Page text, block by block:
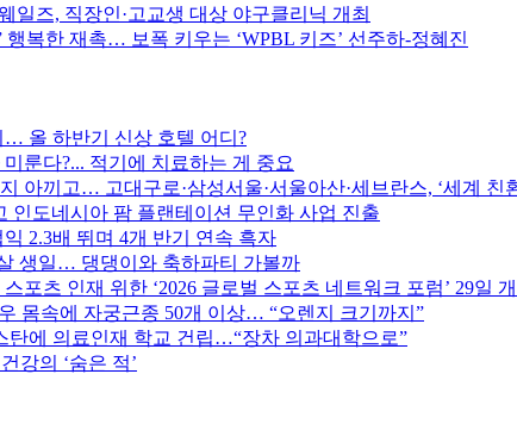
일즈, 직장인·고교생 대상 야구클리닉 개최
행복한 재촉… 보폭 키우는 ‘WPBL 키즈’ 선주하-정혜진
올 하반기 신상 호텔 어디?
룬다?... 적기에 치료하는 게 중요
아끼고… 고대구로·삼성서울·서울아산·세브란스, ‘세계 친
인도네시아 팜 플랜테이션 무인화 사업 진출
2.3배 뛰며 4개 반기 연속 흑자
생일… 댕댕이와 축하파티 가볼까
포츠 인재 위한 ‘2026 글로벌 스포츠 네트워크 포럼’ 29일 개
몸속에 자궁근종 50개 이상… “오렌지 크기까지”
탄에 의료인재 학교 건립…“장차 의과대학으로”
강의 ‘숨은 적’